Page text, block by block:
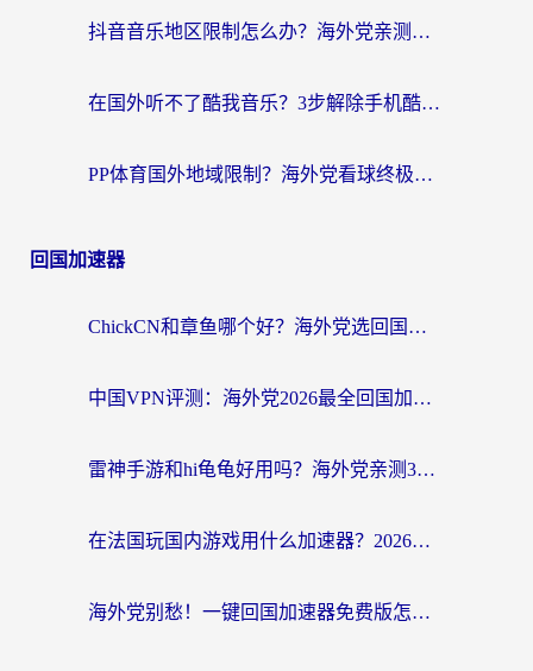
抖音音乐地区限制怎么办？海外党亲测有效的听歌自由指南
在国外听不了酷我音乐？3步解除手机酷我音乐海外限制，附实测好用加速器
PP体育国外地域限制？海外党看球终极方案：从欧洲杯到奥运会，中文解说不卡顿！
回国加速器
ChickCN和章鱼哪个好？海外党选回国加速器的3个关键维度 + 实用避坑指南
中国VPN评测：海外党2026最全回国加速器选择指南，告别地区限制不踩坑
雷神手游和hi龟龟好用吗？海外党亲测3款回国加速器，教你选对国外到国内加速器
在法国玩国内游戏用什么加速器？2026实测解决延迟卡顿的实用指南
海外党别愁！一键回国加速器免费版怎么选？从踩坑到流畅访问的全攻略